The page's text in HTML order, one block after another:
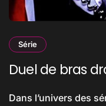
Série
Duel de bras
Dans l’univers des séries policières, chaque